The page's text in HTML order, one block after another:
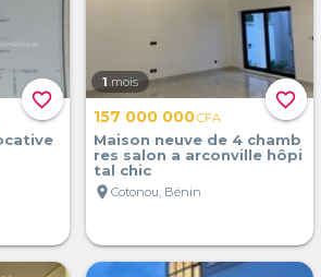
favorite_border favorite_border
1 mois
157 000 000CFA
Maison neuve de 4 chamb
res salon a arconville hôpi
tal chic
location_on Cotonou, Bénin